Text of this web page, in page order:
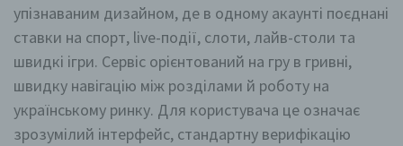
упізнаваним дизайном, де в одному акаунті поєднані
ставки на спорт, live-події, слоти, лайв-столи та
швидкі ігри. Сервіс орієнтований на гру в гривні,
швидку навігацію між розділами й роботу на
українському ринку. Для користувача це означає
зрозумілий інтерфейс, стандартну верифікацію